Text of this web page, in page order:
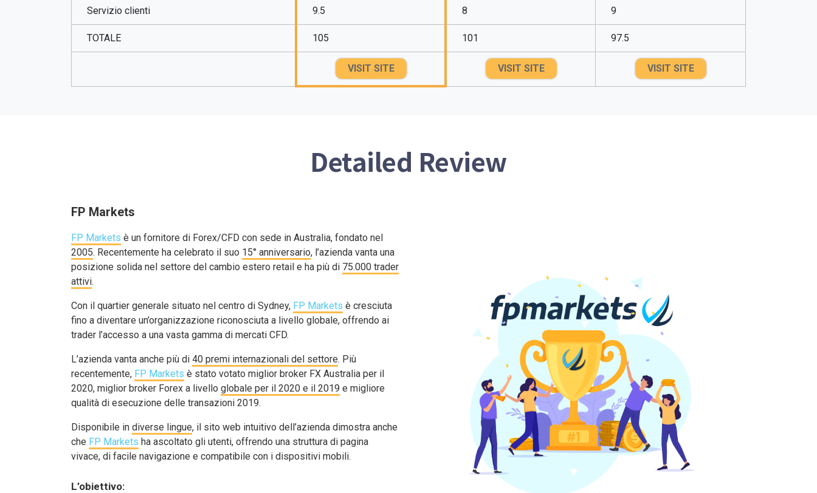
Servizio clienti 9.5 8 9
TOTALE 105 101 97.5
VISIT SITE VISIT SITE VISIT SITE
Detailed Review
FP Markets
FP Markets è un fornitore di Forex/CFD con sede in Australia, fondato nel
2005. Recentemente ha celebrato il suo 15° anniversario, l’azienda vanta una
posizione solida nel settore del cambio estero retail e ha più di 75.000 trader
attivi.
Con il quartier generale situato nel centro di Sydney, FP Markets è cresciuta
fino a diventare un’organizzazione riconosciuta a livello globale, offrendo ai
trader l’accesso a una vasta gamma di mercati CFD.
L’azienda vanta anche più di 40 premi internazionali del settore. Più
recentemente, FP Markets è stato votato miglior broker FX Australia per il
2020, miglior broker Forex a livello globale per il 2020 e il 2019 e migliore
qualità di esecuzione delle transazioni 2019.
Disponibile in diverse lingue, il sito web intuitivo dell’azienda dimostra anche
che FP Markets ha ascoltato gli utenti, offrendo una struttura di pagina
vivace, di facile navigazione e compatibile con i dispositivi mobili.
L’obiettivo: